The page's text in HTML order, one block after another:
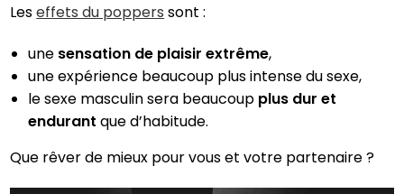
Leseffets du poppers sont :
une sensation de plaisir extrême,
une expérience beaucoup plus intense du sexe,
le sexe masculin sera beaucoup plus dur et
endurant que d’habitude.
Que rêver de mieux pour vous et votre partenaire ?